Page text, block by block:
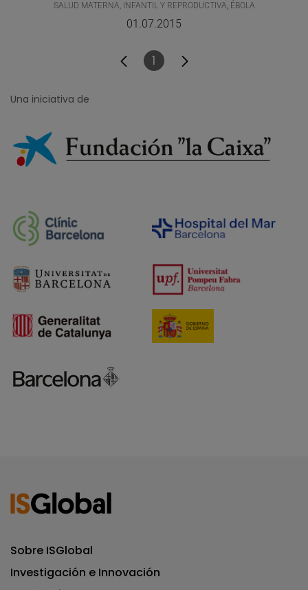
SALUD MATERNA, INFANTIL Y REPRODUCTIVA, ÉBOLA
01.07.2015
Página
1
Una iniciativa de
Sobre ISGlobal
Investigación e Innovación